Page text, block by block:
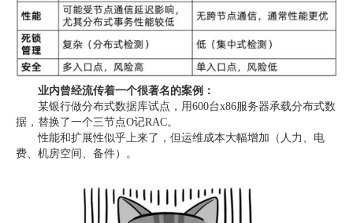
业内曾经流传着一个很著名的案例：
某银行做分布式数据库试点，用600台x86服务器承载分布式数
据，替换了一个三节点O记RAC。
性能和扩展性似乎上来了，但运维成本大幅增加（人力、电
费、机房空间、备件）。